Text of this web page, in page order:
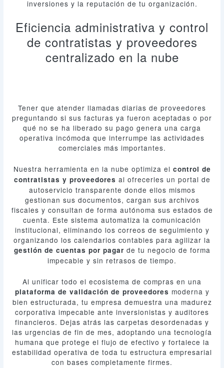
inversiones y la reputación de tu organización.
Eficiencia administrativa y control
de contratistas y proveedores
centralizado en la nube
Tener que atender llamadas diarias de proveedores
preguntando si sus facturas ya fueron aceptadas o por
qué no se ha liberado su pago genera una carga
operativa incómoda que interrumpe las actividades
comerciales más importantes.
Nuestra herramienta en la nube optimiza el control de
contratistas y proveedores al ofrecerles un portal de
autoservicio transparente donde ellos mismos
gestionan sus documentos, cargan sus archivos
fiscales y consultan de forma autónoma sus estados de
cuenta. Este sistema automatiza la comunicación
institucional, eliminando los correos de seguimiento y
organizando los calendarios contables para agilizar la
gestión de cuentas por pagar de tu negocio de forma
impecable y sin retrasos de tiempo.
Al unificar todo el ecosistema de compras en una
plataforma de validación de proveedores moderna y
bien estructurada, tu empresa demuestra una madurez
corporativa impecable ante inversionistas y auditores
financieros. Dejas atrás las carpetas desordenadas y
las urgencias de fin de mes, adoptando una tecnología
humana que protege el flujo de efectivo y fortalece la
estabilidad operativa de toda tu estructura empresarial
con bases completamente firmes.